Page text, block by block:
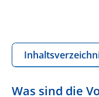
Was sind die